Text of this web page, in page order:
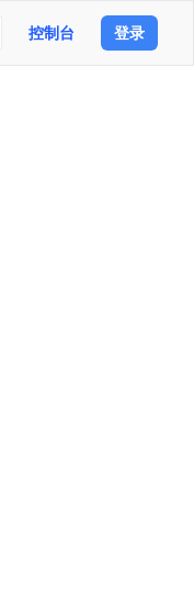
控制台 登录